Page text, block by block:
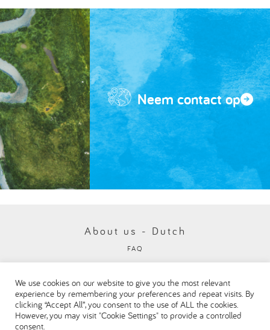
Neem contact op
About us - Dutch
FAQ
Visit our Danone corporate website
We use cookies on our website to give you the most relevant
experience by remembering your preferences and repeat visits. By
clicking “Accept All”, you consent to the use of ALL the cookies.
However, you may visit "Cookie Settings" to provide a controlled
consent.